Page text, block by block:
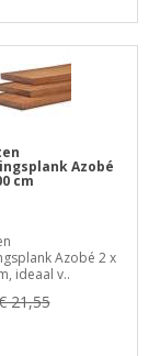
Azobé
cm
Azobé 2 x
ideaal v..
21,55